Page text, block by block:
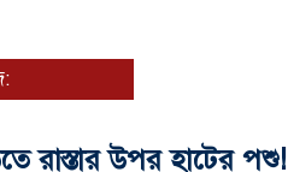
রাস্তার উপর হাটের পশু!